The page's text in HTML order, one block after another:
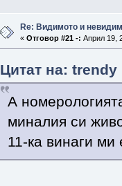
Re: Видимото и
« Отговор #21 -: Април 19,
Цитат на:
А
миналия си
11-ка винаги